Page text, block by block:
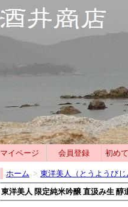
マイページ 会員登録 初め
ホーム > 東洋美人（とうようびじ
東洋美人 限定純米吟醸 直汲み生 醇